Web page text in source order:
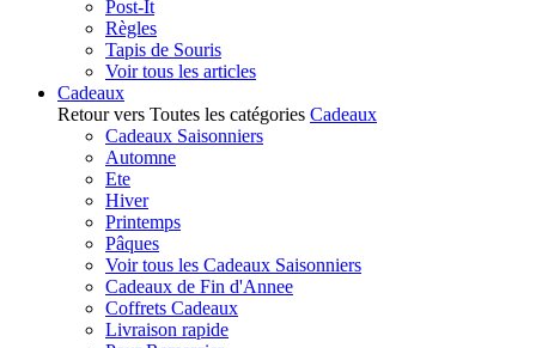
Post-It
Règles
Tapis de Souris
Voir tous les articles
Cadeaux
Retour vers Toutes les catégories Cadeaux
Cadeaux Saisonniers
Automne
Ete
Hiver
Printemps
Pâques
Voir tous les Cadeaux Saisonniers
Cadeaux de Fin d'Annee
Coffrets Cadeaux
Livraison rapide